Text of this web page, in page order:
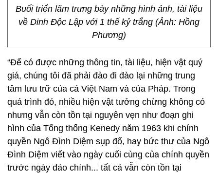
Buổi triển lãm trưng bày những hình ảnh, tài liệu
về Dinh Độc Lập với 1 thế kỷ trắng (Ảnh: Hồng
Phương)
“Để có được những thông tin, tài liệu, hiện vật quý
giá, chúng tôi đã phải đào đi đào lại những trung
tâm lưu trữ của cả Việt Nam và của Pháp. Trong
quá trình đó, nhiều hiện vật tưởng chừng không có
nhưng vẫn còn tồn tại nguyên vẹn như đoạn ghi
hình của Tổng thống Kenedy năm 1963 khi chính
quyền Ngô Đình Diệm sụp đổ, hay bức thư của Ngô
Đình Diệm viết vào ngày cuối cùng của chính quyền
trước ngày đảo chính... tất cả vẫn còn tồn tại